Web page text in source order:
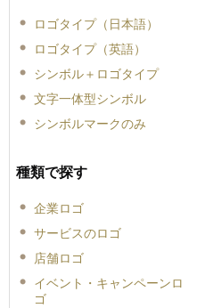
ロゴタイプ（日本語）
ロゴタイプ（英語）
シンボル＋ロゴタイプ
文字一体型シンボル
シンボルマークのみ
種類で探す
企業ロゴ
サービスのロゴ
店舗ロゴ
イベント・キャンペーンロ
ゴ